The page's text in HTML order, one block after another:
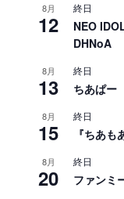
8月
12
終日
NEO
DHNoA
8月
13
終日
ちあぱー
8月
15
終日
『ちあも
8月
20
終日
ファンミ